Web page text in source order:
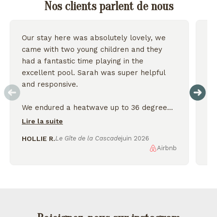
Nos clients parlent de nous
Our stay here was absolutely lovely, we
came with two young children and they
had a fantastic time playing in the
excellent pool. Sarah was super helpful
and responsive.
We endured a heatwave up to 36 degrees
but the house stayed nice and cool and we
We enjoyed exploring the nearby lakes
Lire la suite
HOLLIE R.Le Gîte de la Cascadejuin 2026
Airbnb